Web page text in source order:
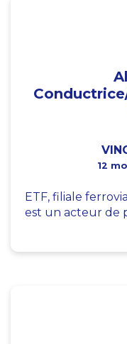
12
ETF, filiale
est un acteur de